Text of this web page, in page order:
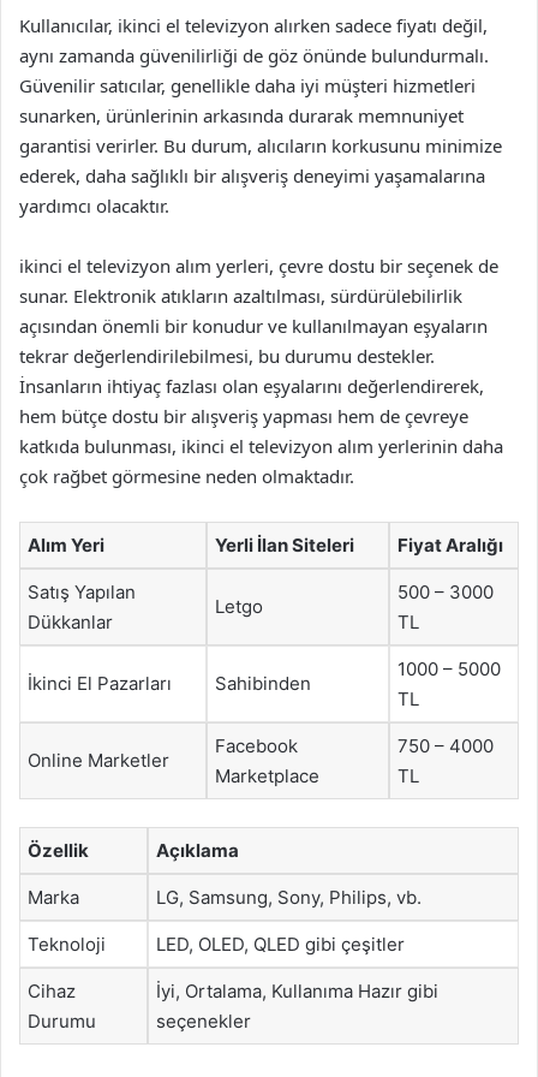
Kullanıcılar, ikinci el televizyon alırken sadece fiyatı değil,
aynı zamanda güvenilirliği de göz önünde bulundurmalı.
Güvenilir satıcılar, genellikle daha iyi müşteri hizmetleri
sunarken, ürünlerinin arkasında durarak memnuniyet
garantisi verirler. Bu durum, alıcıların korkusunu minimize
ederek, daha sağlıklı bir alışveriş deneyimi yaşamalarına
yardımcı olacaktır.
ikinci el televizyon alım yerleri, çevre dostu bir seçenek de
sunar. Elektronik atıkların azaltılması, sürdürülebilirlik
açısından önemli bir konudur ve kullanılmayan eşyaların
tekrar değerlendirilebilmesi, bu durumu destekler.
İnsanların ihtiyaç fazlası olan eşyalarını değerlendirerek,
hem bütçe dostu bir alışveriş yapması hem de çevreye
katkıda bulunması, ikinci el televizyon alım yerlerinin daha
çok rağbet görmesine neden olmaktadır.
Alım Yeri Yerli İlan Siteleri Fiyat Aralığı
Satış Yapılan
Dükkanlar
Letgo
500 – 3000
TL
İkinci El Pazarları Sahibinden
1000 – 5000
TL
Online Marketler
Facebook
Marketplace
750 – 4000
TL
Özellik Açıklama
Marka LG, Samsung, Sony, Philips, vb.
Teknoloji LED, OLED, QLED gibi çeşitler
Cihaz
Durumu
İyi, Ortalama, Kullanıma Hazır gibi
seçenekler